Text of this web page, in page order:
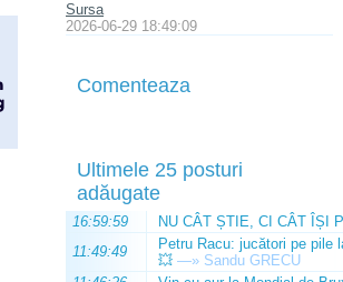
Sursa
2026-06-29 18:49:09
Comenteaza
Ultimele 25 posturi
adăugate
16:59:59
NU CÂT ȘTIE, CI CÂT ÎȘI
11:49:49
Petru Racu: jucători pe pile
💥 —» Sandu GRECU